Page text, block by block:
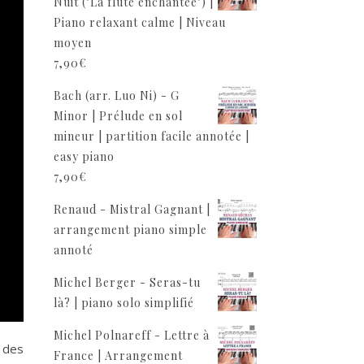
Piano relaxant calme | Niveau
moyen
7,90€
Bach (arr. Luo Ni) - G
Minor | Prélude en sol
mineur | partition facile annotée |
easy piano
7,90€
Renaud - Mistral Gagnant |
arrangement piano simple
annoté
Michel Berger - Seras-tu
là? | piano solo simplifié
Michel Polnareff - Lettre à
France | Arrangement